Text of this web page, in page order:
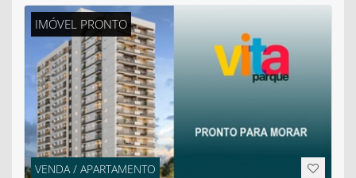
IMÓVEL PRONTO
VENDA / APARTAMENTO